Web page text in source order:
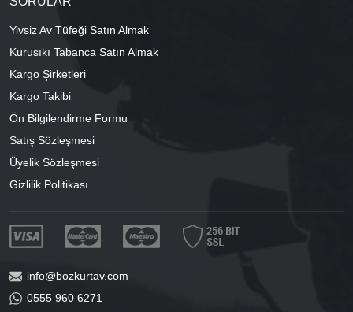
Yivsiz Av Tüfeği Satın Almak
Kurusıkı Tabanca Satın Almak
Kargo Şirketleri
Kargo Takibi
Ön Bilgilendirme Formu
Satış Sözleşmesi
Üyelik Sözleşmesi
Gizlilik Politikası
info@bozkurtav.com
0555 960 6271